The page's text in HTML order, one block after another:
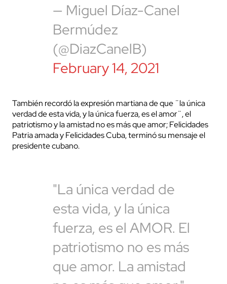
— Miguel Díaz-Canel
Bermúdez
(@DiazCanelB)
February 14, 2021
También recordó la expresión martiana de que ¨la única
verdad de esta vida, y la única fuerza, es el amor¨, el
patriotismo y la amistad no es más que amor; Felicidades
Patria amada y Felicidades Cuba, terminó su mensaje el
presidente cubano.
"La única verdad de
esta vida, y la única
fuerza, es el AMOR. El
patriotismo no es más
que amor. La amistad